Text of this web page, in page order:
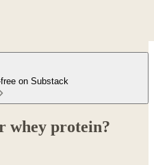
on Substack
whey protein?